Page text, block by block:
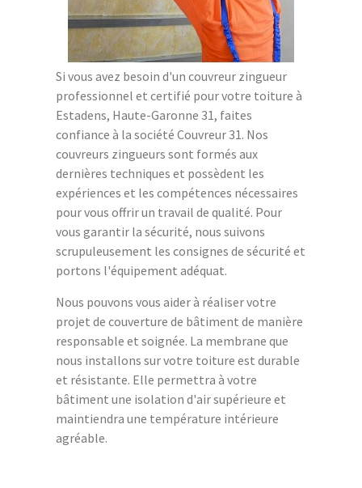
Si vous avez besoin d'un couvreur zingueur
professionnel et certifié pour votre toiture à
Estadens, Haute-Garonne 31, faites
confiance à la société Couvreur 31. Nos
couvreurs zingueurs sont formés aux
dernières techniques et possèdent les
expériences et les compétences nécessaires
pour vous offrir un travail de qualité. Pour
vous garantir la sécurité, nous suivons
scrupuleusement les consignes de sécurité et
portons l'équipement adéquat.
Nous pouvons vous aider à réaliser votre
projet de couverture de bâtiment de manière
responsable et soignée. La membrane que
nous installons sur votre toiture est durable
et résistante. Elle permettra à votre
bâtiment une isolation d'air supérieure et
maintiendra une température intérieure
agréable.